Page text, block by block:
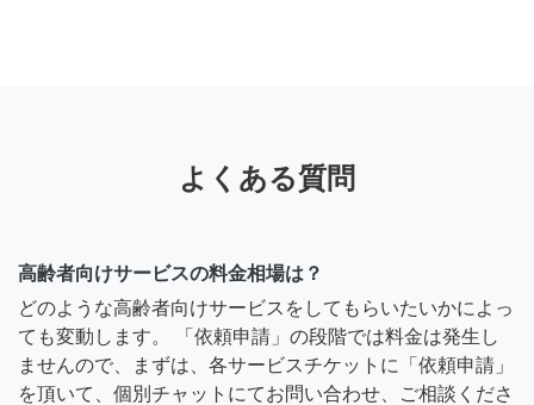
よくある質問
高齢者向けサービスの料金相場は？
どのような高齢者向けサービスをしてもらいたいかによっ
ても変動します。 「依頼申請」の段階では料金は発生し
ませんので、まずは、各サービスチケットに「依頼申請」
を頂いて、個別チャットにてお問い合わせ、ご相談くださ